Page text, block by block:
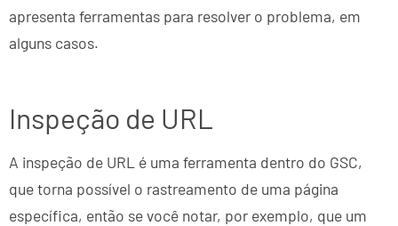
apresenta ferramentas para resolver o problema, em
alguns casos.
Inspeção de URL
A inspeção de URL é uma ferramenta dentro do GSC,
que torna possível o rastreamento de uma página
específica, então se você notar, por exemplo, que um